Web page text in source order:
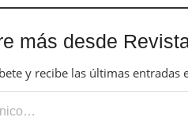
más desde
y recibe las últimas entradas